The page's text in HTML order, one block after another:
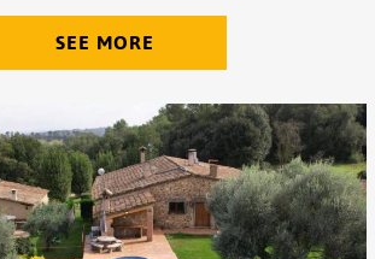
SEE MORE